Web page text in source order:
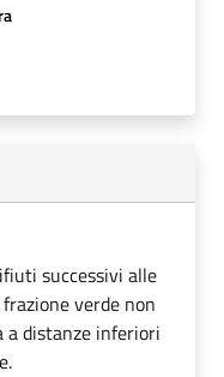
successivi alle
verde non
a distanze inferiori